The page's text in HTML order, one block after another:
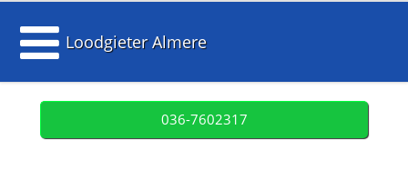
Loodgieter Almere
036-7602317